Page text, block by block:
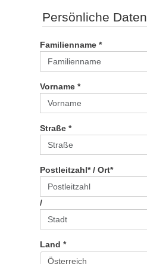
Persönliche Daten
Familienname *
Vorname *
Straße *
Postleitzahl* / Ort*
/
Land *